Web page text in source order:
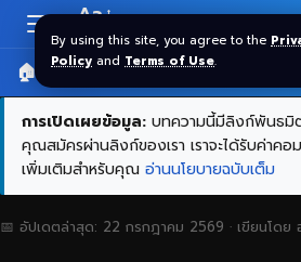
By using this site, you agree to the
Policy and Terms of Use.
Resizer
Aa
🏠 หน้าแรก ราคาทอง SPDR
การเปิดเผยข้อมูล: บทความนี้มีลิงก์พันธมิ
คุณสมัครผ่านลิงก์ของเรา เราจะได้รับค่าคอ
เพิ่มเติมสำหรับคุณ อ่านนโยบายฉบับเต็ม
📅 อัปเดตล่าสุด: 22 กรกฎาคม 2569 · เขียนโดย